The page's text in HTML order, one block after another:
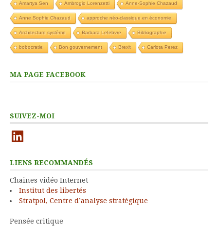
Amartya Sen Ambrogio Lorenzetti Anne-Sophie Chazaud
Anne Sophie Chazaud approche néo-classique en économie
Architecture système Barbara Lefebvre Bibliographie
bobocratie Bon gouvernement Brexit Carlota Perez
MA PAGE FACEBOOK
SUIVEZ-MOI
LinkedIn
LIENS RECOMMANDÉS
Chaines vidéo Internet
Institut des libertés
Stratpol, Centre d’analyse stratégique
Pensée critique